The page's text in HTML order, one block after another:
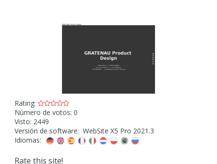
Rating:
Número de votos: 0
Visto: 2449
Versión de software: WebSite X5 Pro 2021.3
Idiomas:
Rate this site!